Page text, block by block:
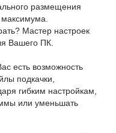
размещения
Мастер настроек
Вашего ПК.
есть возможность
подкачки,
гибким настройкам,
или уменьшать